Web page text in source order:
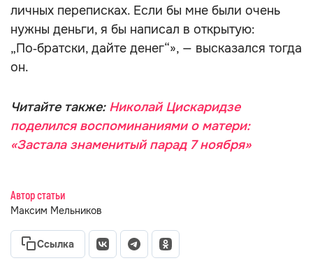
личных переписках. Если бы мне были очень
нужны деньги, я бы написал в открытую:
„По‑братски, дайте денег“», — высказался тогда
он.
Читайте также: Николай Цискаридзе
поделился воспоминаниями о матери:
«Застала знаменитый парад 7 ноября»
Автор статьи
Максим Мельников
Ссылка